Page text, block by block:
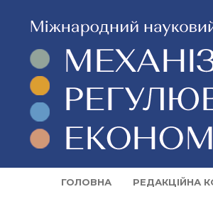
ГОЛОВНА РЕДАКЦІЙНА